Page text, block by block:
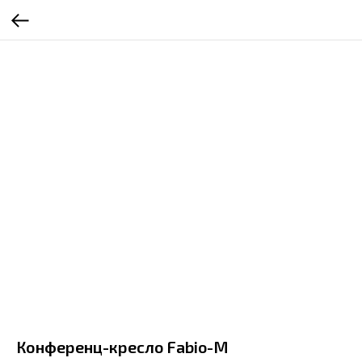
Конференц-кресло Fabio-M